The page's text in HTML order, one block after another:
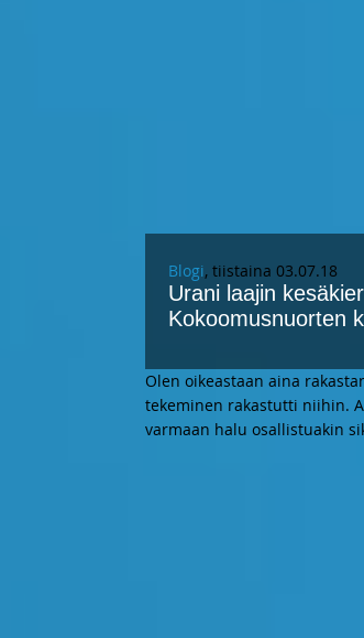
Blogi, tiistaina 03.07.18
Urani laajin
Kokoomusnuorten
Olen oikeastaan aina
tekeminen rakastutti niihin.
varmaan halu osallistuakin